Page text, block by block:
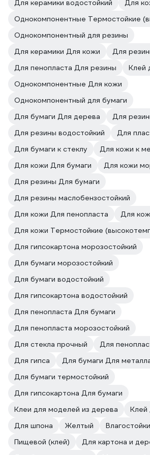
Для керамики водостойкий
Для
Однокомпонентный для резины
Для керамики Для кожи
Для
Для пенопласта Для резины
Клей
Однокомпонентные Для кожи
Однокомпонентный для бумаги
Для бумаги Для дерева
Для
Для резины водостойкий
Для
Для бумаги к стеклу
Для кожи к
Для кожи Для бумаги
Для кожи
Для резины Для бумаги
Для резины маслобензостойкий
Для кожи Для пенопласта
Для
Для кожи Термостойкие
Для гипсокартона морозостойкий
Для бумаги морозостойкий
Для бумаги водостойкий
Для гипсокартона водостойкий
Для пенопласта Для бумаги
Для пенопласта морозостойкий
Для стекла прочный
Для
Для гипса
Для бумаги Для
Для бумаги термостойкий
Для гипсокартона Для бумаги
Клеи для моделей из дерева
Клей
Для шпона
Желтый
Пищевой (клей)
Для картона и